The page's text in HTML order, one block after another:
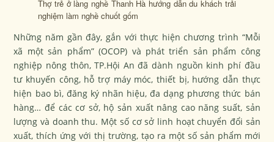
Thợ trẻ ở làng nghề Thanh Hà hướng dẫn du khách trải
nghiệm làm nghề chuốt gốm
Những năm gần đây, gắn với thực hiện chương trình “Mỗi
xã một sản phẩm” (OCOP) và phát triển sản phẩm công
nghiệp nông thôn, TP.Hội An đã dành nguồn kinh phí đầu
tư khuyến công, hỗ trợ máy móc, thiết bị, hướng dẫn thực
hiện bao bì, đăng ký nhãn hiệu, đa dạng phương thức bán
hàng… để các cơ sở, hộ sản xuất nâng cao năng suất, sản
lượng và doanh thu. Một số cơ sở linh hoạt chuyển đổi sản
xuất, thích ứng với thị trường, tạo ra một số sản phẩm mới